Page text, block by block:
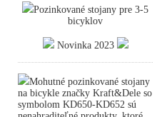
Pozinkované stojany pre 3-5
bicyklov
Novinka 2023
Mohutné pozinkované stojany
na bicykle značky Kraft&Dele so
symbolom KD650-KD652 sú